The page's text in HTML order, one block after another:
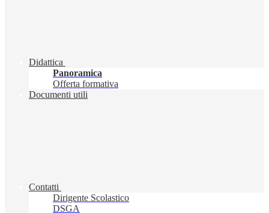
Didattica
Panoramica
Offerta formativa
Documenti utili
Contatti
Dirigente Scolastico
DSGA